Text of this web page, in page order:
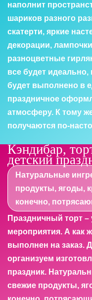
наполнит
шариков разного
скатерти, яркие
декорации,
разноцветные
все будет
будет выполнено в
праздничное
атмосферу. К тому
получаются по-
Кэндибар,
детский
Натуральные
продукты, ягоды,
конечно,
Праздничный торт
мероприятия. А как
выполнен на заказ.
организуем
праздник.
свежие продукты,